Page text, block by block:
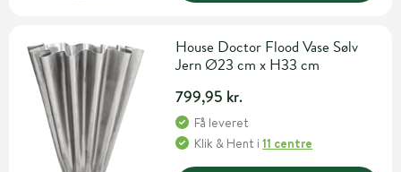
House Doctor Flood Vase Sølv
Jern Ø23 cm x H33 cm
799,95 kr.
Få leveret
Klik & Hent i11 centre